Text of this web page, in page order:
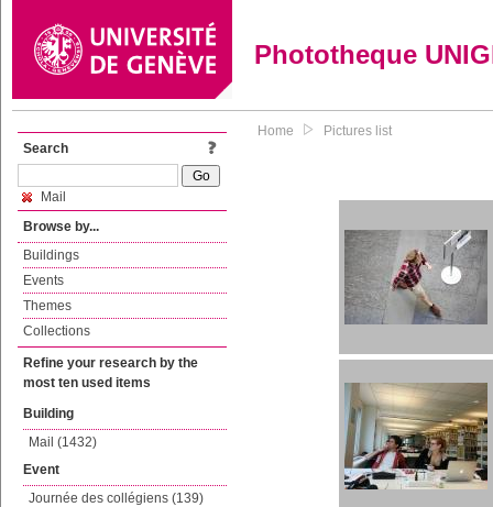
Phototheque
Search
Mail
Browse by...
Buildings
Events
Themes
Collections
Refine your research by the
most ten used items
Building
Mail (1432)
Event
Journée des collégiens (139)
Home Pictures list